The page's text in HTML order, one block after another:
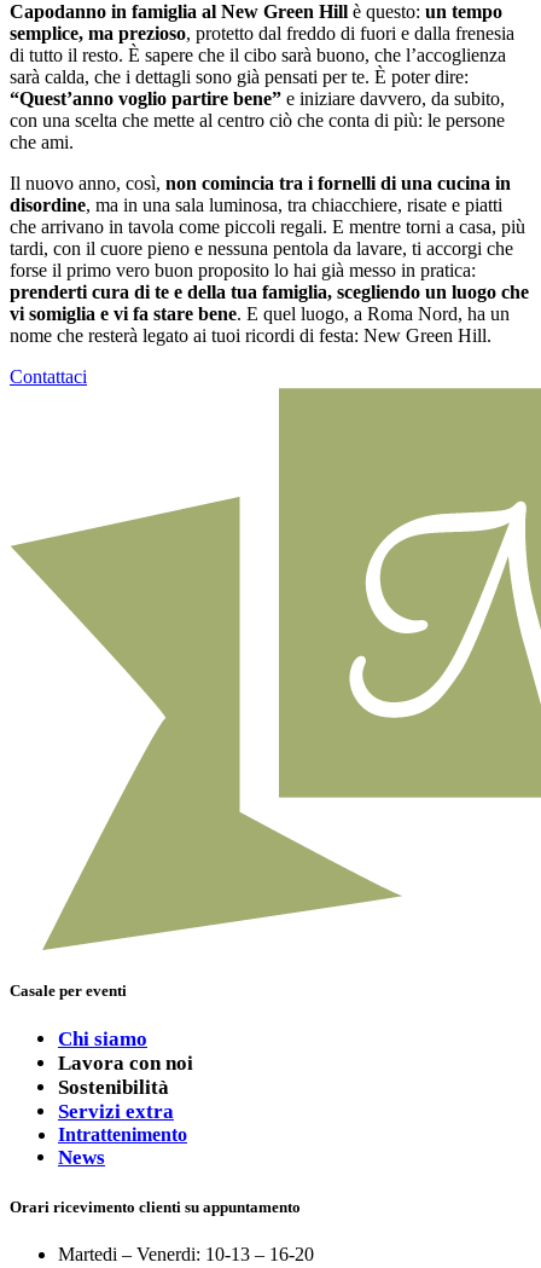
Capodanno in famiglia al New Green Hill è questo: un tempo
semplice, ma prezioso, protetto dal freddo di fuori e dalla frenesia
di tutto il resto. È sapere che il cibo sarà buono, che l’accoglienza
sarà calda, che i dettagli sono già pensati per te. È poter dire:
“Quest’anno voglio partire bene” e iniziare davvero, da subito,
con una scelta che mette al centro ciò che conta di più: le persone
che ami.
Il nuovo anno, così, non comincia tra i fornelli di una cucina in
disordine, ma in una sala luminosa, tra chiacchiere, risate e piatti
che arrivano in tavola come piccoli regali. E mentre torni a casa, più
tardi, con il cuore pieno e nessuna pentola da lavare, ti accorgi che
forse il primo vero buon proposito lo hai già messo in pratica:
prenderti cura di te e della tua famiglia, scegliendo un luogo che
vi somiglia e vi fa stare bene. E quel luogo, a Roma Nord, ha un
nome che resterà legato ai tuoi ricordi di festa: New Green Hill.
Contattaci
Casale per eventi
Chi siamo
Lavora con noi
Sostenibilità
Servizi extra
Intrattenimento
News
Orari ricevimento clienti su appuntamento
Martedi – Venerdi: 10-13 – 16-20